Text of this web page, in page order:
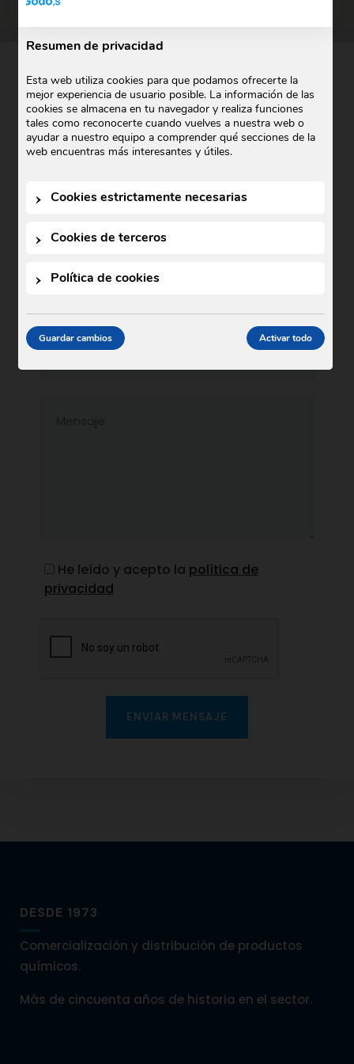
PARA CUALQUIER CONSULTA
Escríbenos
He leído y acepto la política de
privacidad
DESDE 1973
Comercialización y distribución de productos
químicos.
Más de cincuenta años de historia en el sector.
Resumen de privacidad
Esta web utiliza cookies para que podamos ofrecerte la
mejor experiencia de usuario posible. La información de las
cookies se almacena en tu navegador y realiza funciones
tales como reconocerte cuando vuelves a nuestra web o
ayudar a nuestro equipo a comprender qué secciones de la
web encuentras más interesantes y útiles.
Cookies estrictamente necesarias
Cookies de terceros
Política de cookies
Guardar cambios Activar todo